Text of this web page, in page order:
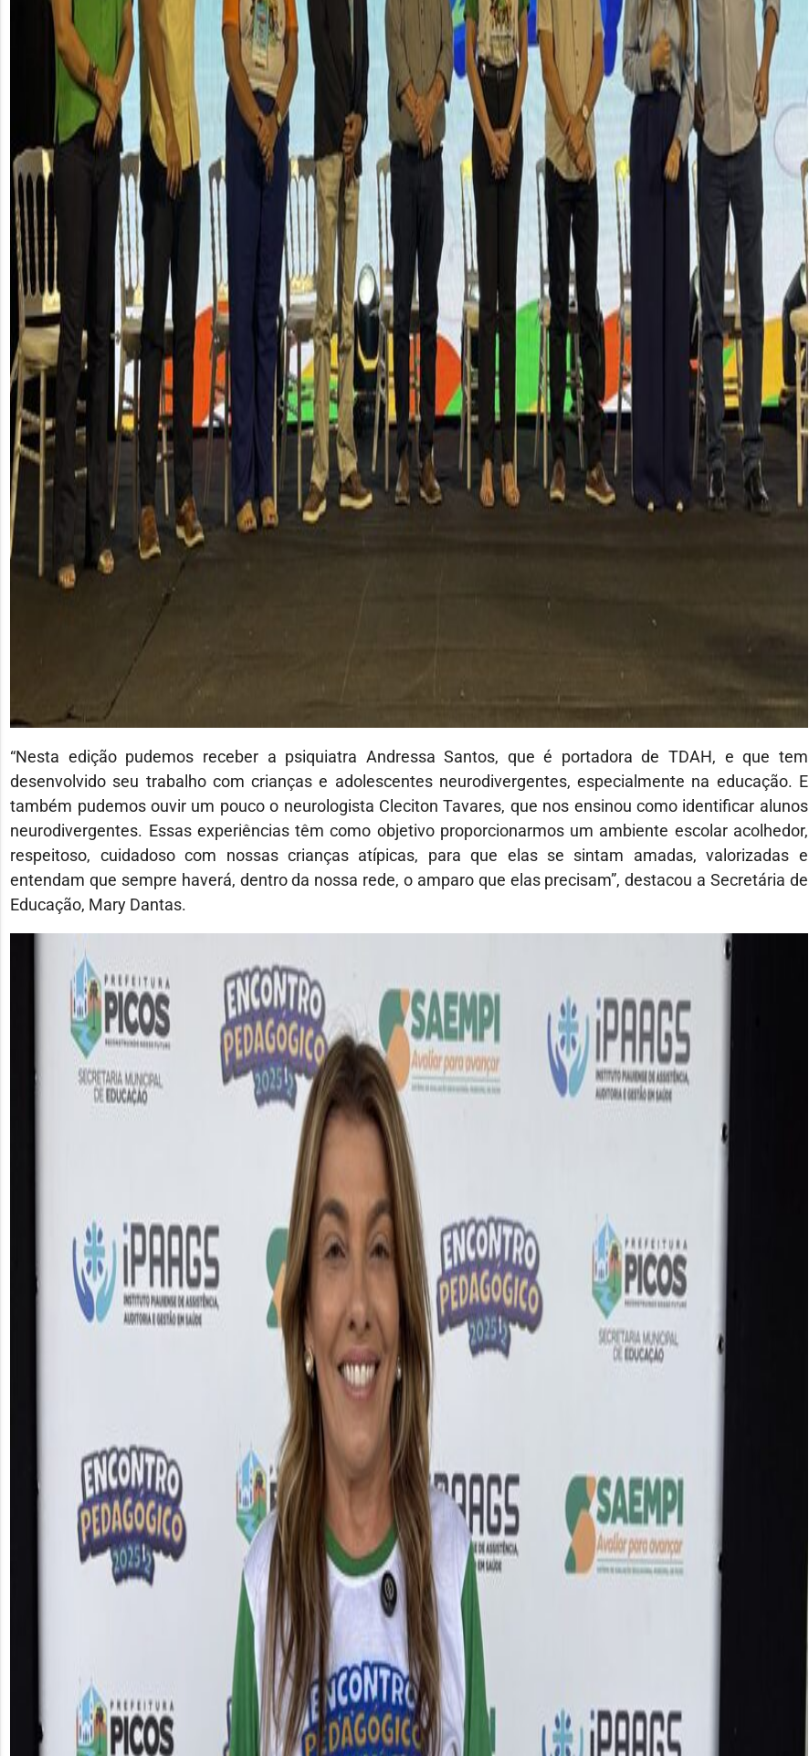
“Nesta edição pudemos receber a psiquiatra Andressa Santos, que é portadora de TDAH, e que tem
desenvolvido seu trabalho com crianças e adolescentes neurodivergentes, especialmente na educação. E
também pudemos ouvir um pouco o neurologista Cleciton Tavares, que nos ensinou como identificar alunos
neurodivergentes. Essas experiências têm como objetivo proporcionarmos um ambiente escolar acolhedor,
respeitoso, cuidadoso com nossas crianças atípicas, para que elas se sintam amadas, valorizadas e
entendam que sempre haverá, dentro da nossa rede, o amparo que elas precisam”, destacou a Secretária de
Educação, Mary Dantas.